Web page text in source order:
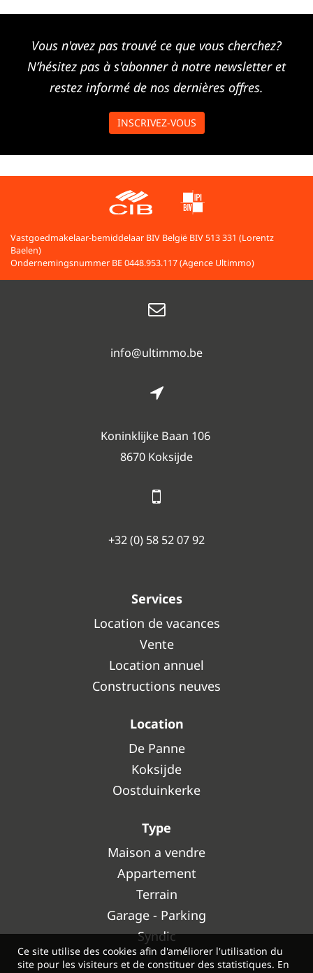
Vous n'avez pas trouvé ce que vous cherchez?
N’hésitez pas à s'abonner à notre newsletter et
restez informé de nos dernières offres.
INSCRIVEZ-VOUS
Vastgoedmakelaar-bemiddelaar BIV België BIV 513 331 (Lorentz
Baelen)
Ondernemingsnummer BE 0448.953.117 (Agence Ultimmo)
info@ultimmo.be
Koninklijke Baan 106
8670 Koksijde
+32 (0) 58 52 07 92
Services
Location de vacances
Vente
Location annuel
Constructions neuves
Location
De Panne
Koksijde
Oostduinkerke
Type
Maison a vendre
Appartement
Terrain
Garage - Parking
Syndic
Ce site utilise des cookies afin d'améliorer l'utilisation du
site pour les visiteurs et de constituer des statistiques. En